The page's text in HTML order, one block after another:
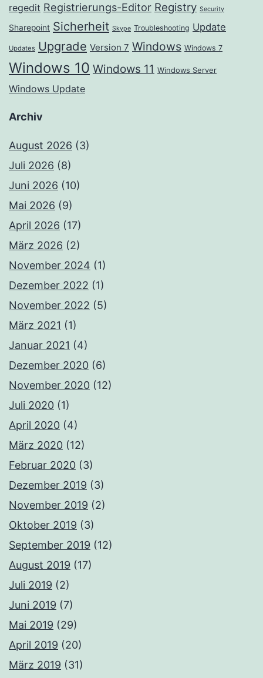
regedit Registrierungs-Editor Registry Security
Sharepoint Sicherheit Skype Troubleshooting Update
Updates Upgrade Version 7 Windows Windows 7
Windows 10 Windows 11 Windows Server
Windows Update
Archiv
August 2026 (3)
Juli 2026 (8)
Juni 2026 (10)
Mai 2026 (9)
April 2026 (17)
März 2026 (2)
November 2024 (1)
Dezember 2022 (1)
November 2022 (5)
März 2021 (1)
Januar 2021 (4)
Dezember 2020 (6)
November 2020 (12)
Juli 2020 (1)
April 2020 (4)
März 2020 (12)
Februar 2020 (3)
Dezember 2019 (3)
November 2019 (2)
Oktober 2019 (3)
September 2019 (12)
August 2019 (17)
Juli 2019 (2)
Juni 2019 (7)
Mai 2019 (29)
April 2019 (20)
März 2019 (31)